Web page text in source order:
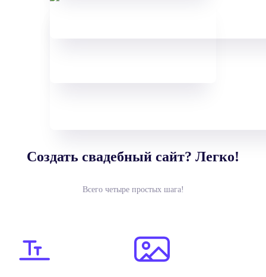
Создать свадебный сайт? Легко!
Всего четыре простых шага!